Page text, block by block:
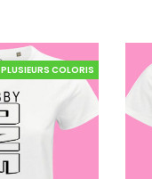
PLUSIEURS COLORIS